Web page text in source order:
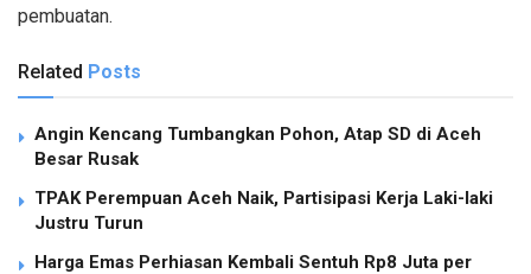
pembuatan.
Related Posts
Angin Kencang Tumbangkan Pohon, Atap SD di Aceh
Besar Rusak
TPAK Perempuan Aceh Naik, Partisipasi Kerja Laki-laki
Justru Turun
Harga Emas Perhiasan Kembali Sentuh Rp8 Juta per